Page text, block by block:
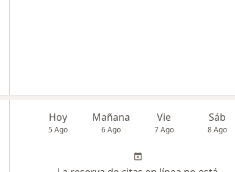
Hoy
5 Ago
Mañana
6 Ago
Vie
7 Ago
Sáb
8 Ago